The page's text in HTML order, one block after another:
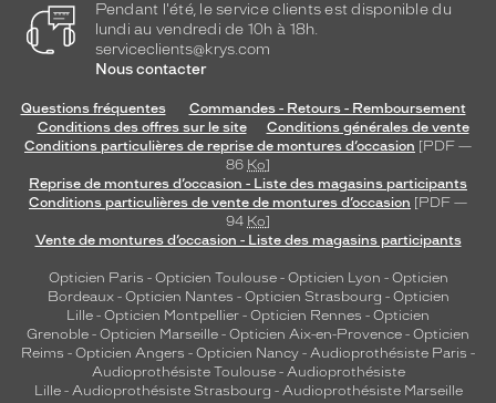
Pendant l'été, le service clients est disponible du
lundi au vendredi de 10h à 18h.
serviceclients@krys.com
Nous contacter
Questions fréquentes
Commandes - Retours - Remboursement
Conditions des offres sur le site
Conditions générales de vente
Conditions particulières de reprise de montures d’occasion [PDF —
86 Ko]
Reprise de montures d’occasion - Liste des magasins participants
Conditions particulières de vente de montures d’occasion [PDF —
94 Ko]
Vente de montures d’occasion - Liste des magasins participants
Opticien Paris - Opticien Toulouse- Opticien Lyon - Opticien
Bordeaux- Opticien Nantes - Opticien Strasbourg - Opticien
Lille - Opticien Montpellier - Opticien Rennes - Opticien
Grenoble - Opticien Marseille - Opticien Aix-en-Provence - Opticien
Reims - Opticien Angers - Opticien Nancy - Audioprothésiste Paris -
Audioprothésiste Toulouse- Audioprothésiste
Lille- Audioprothésiste Strasbourg - Audioprothésiste Marseille